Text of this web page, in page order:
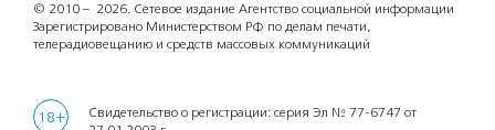
© 2010 – 2026. Сетевое издание Агентство социальной информации
Зарегистрировано Министерством РФ по делам печати,
телерадиовещанию и средств массовых коммуникаций
18+
Свидетельство о регистрации: серия Эл № 77-6747 от